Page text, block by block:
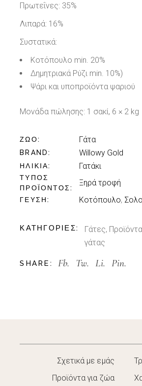
Πρωτεΐνες: 35%
Λιπαρά: 16%
Συστατικά:
Κοτόπουλο min. 20%
Δημητριακά Ρύζι min. 10%)
Ψάρι και υποπροϊόντα ψαριού
Μονάδα πώλησης: 1 σακί, 6 × 2 kg
ΖΏΟ Γάτα
BRAND Willowy Gold
ΗΛΙΚΊΑ Γατάκι
ΤΎΠΟΣ
ΠΡΟΪΌΝΤΟΣ
Ξηρά τροφή
ΓΕΎΣΗ Κοτόπουλο,
ΚΑΤΗΓΟΡΊΕΣ: Γάτες,
γάτας
SHARE: Fb. Tw. Li. Pin.
Σχετικά με εμάς
Προϊόντα για ζώα